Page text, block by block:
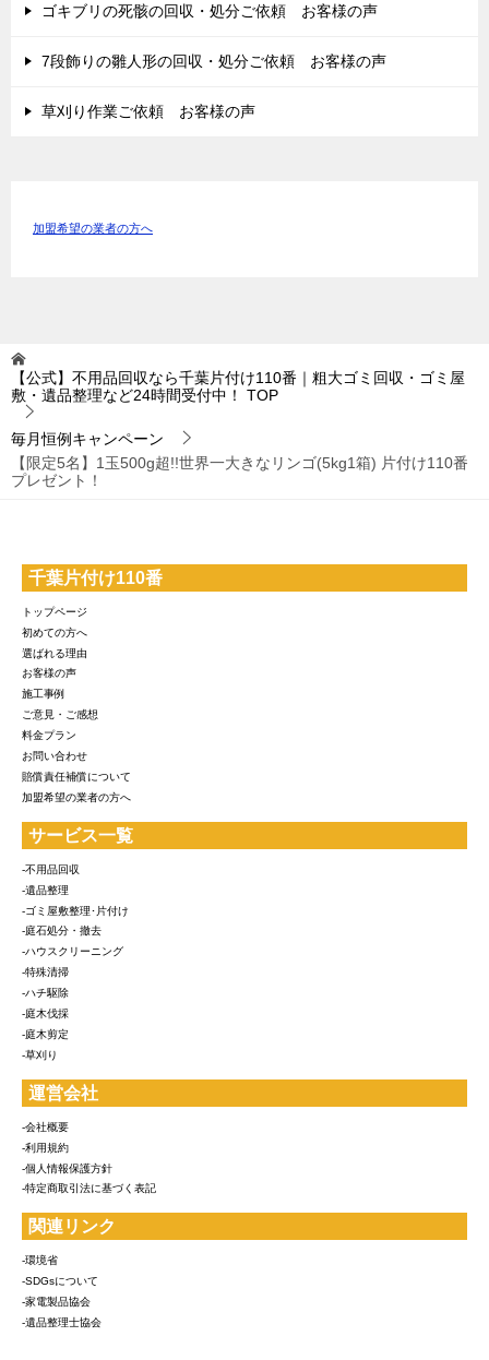
ゴキブリの死骸の回収・処分ご依頼 お客様の声
7段飾りの雛人形の回収・処分ご依頼 お客様の声
草刈り作業ご依頼 お客様の声
加盟希望の業者の方へ
【公式】不用品回収なら千葉片付け110番｜粗大ゴミ回収・ゴミ屋
敷・遺品整理など24時間受付中！
TOP
毎月恒例キャンペーン
【限定5名】1玉500g超!!世界一大きなリンゴ(5kg1箱) 片付け110番
プレゼント！
千葉片付け110番
トップページ
初めての方へ
選ばれる理由
お客様の声
施工事例
ご意見・ご感想
料金プラン
お問い合わせ
賠償責任補償について
加盟希望の業者の方へ
サービス一覧
-不用品回収
-遺品整理
-ゴミ屋敷整理･片付け
-庭石処分・撤去
-ハウスクリーニング
-特殊清掃
-ハチ駆除
-庭木伐採
-庭木剪定
-草刈り
運営会社
-会社概要
-利用規約
-個人情報保護方針
-特定商取引法に基づく表記
関連リンク
-環境省
-SDGsについて
-家電製品協会
-遺品整理士協会